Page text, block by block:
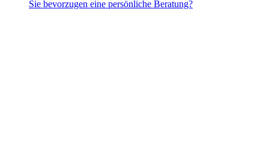
Sie bevorzugen eine persönliche Beratung?